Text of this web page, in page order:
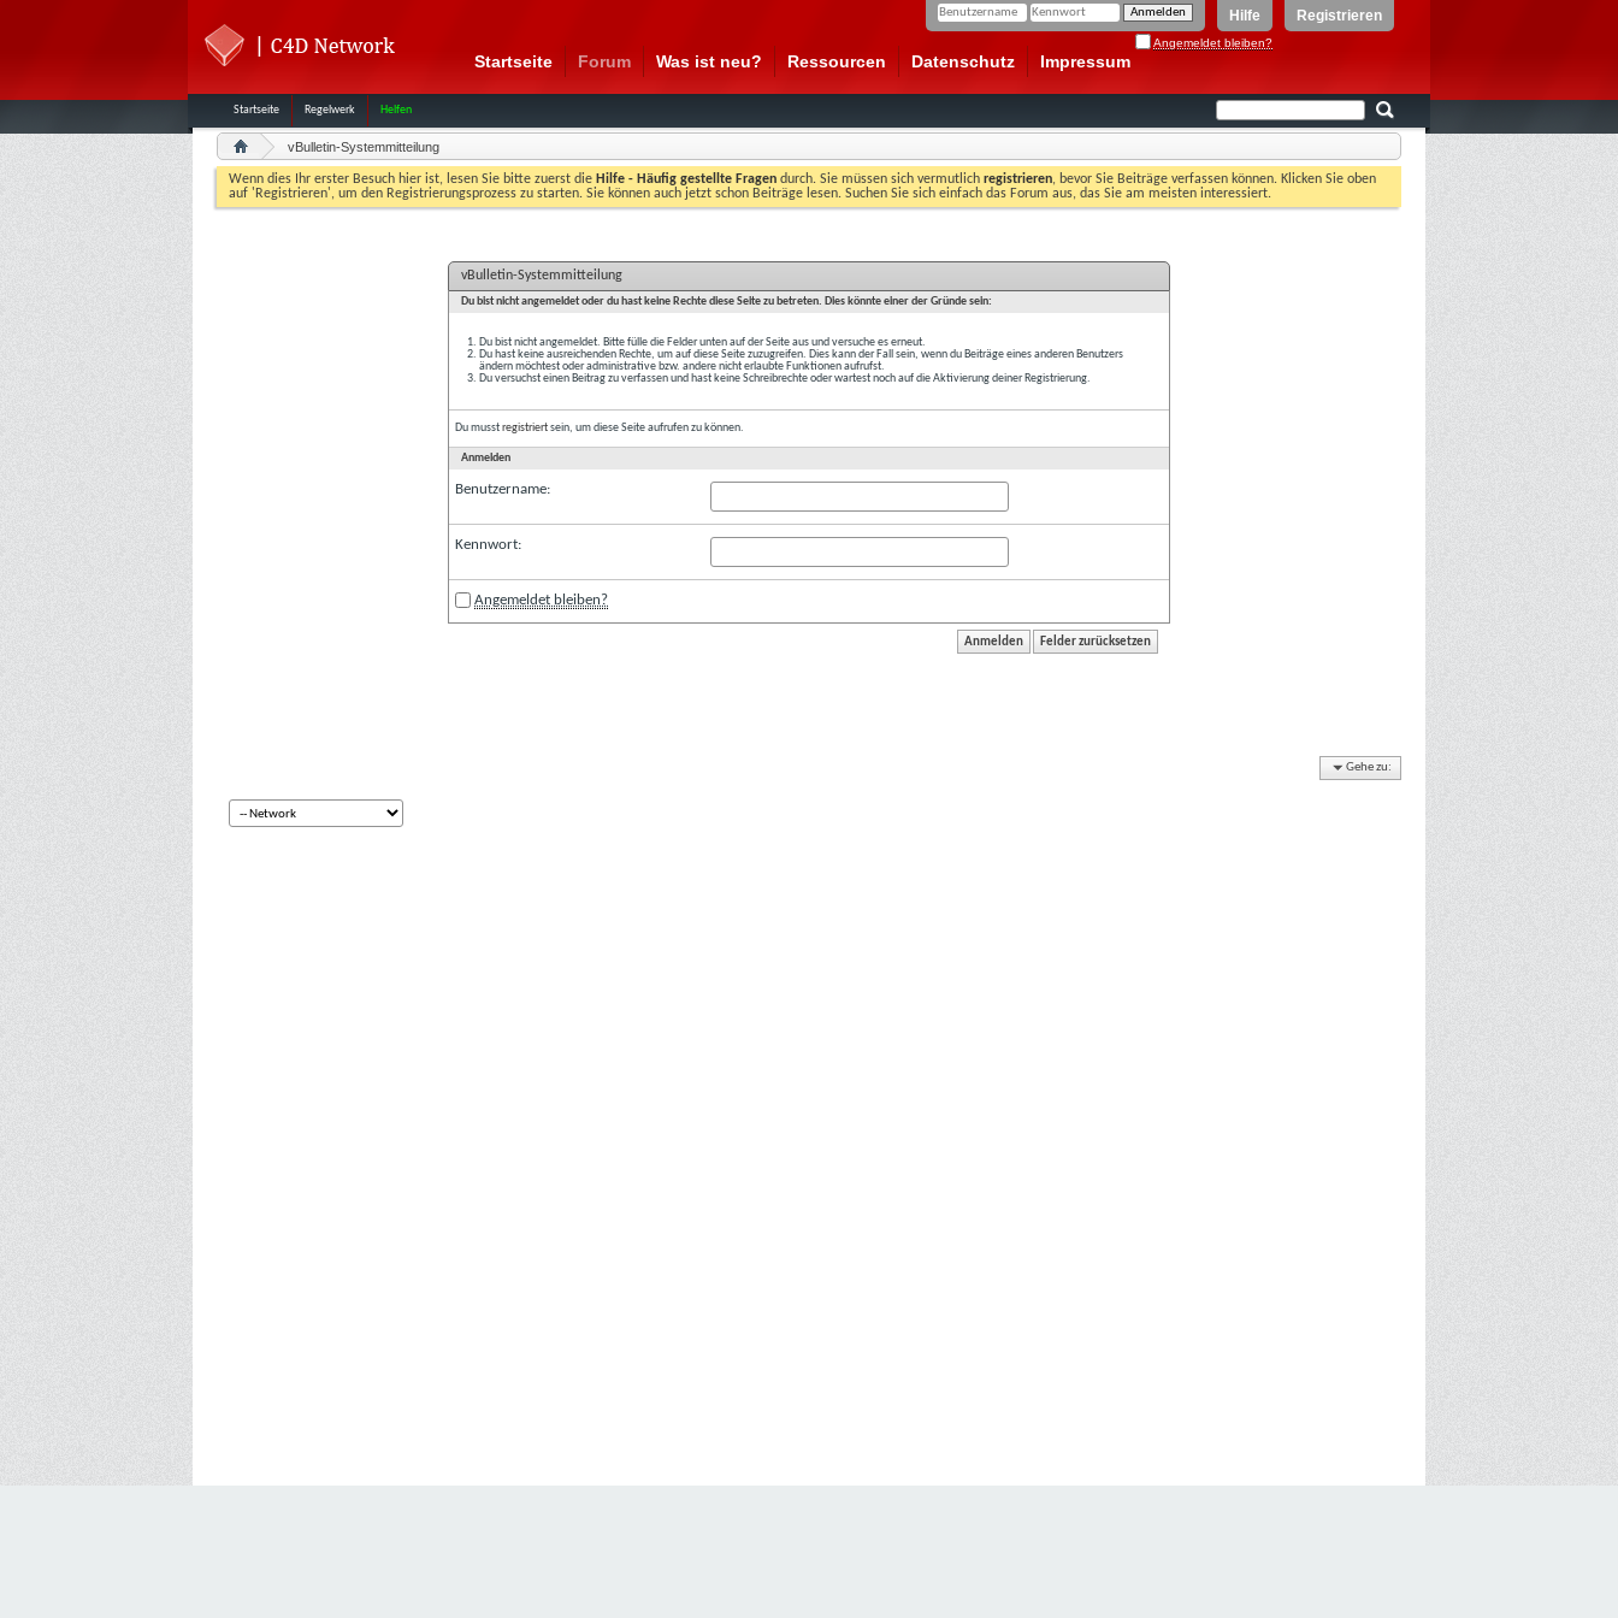
Registrieren
Hilfe
Angemeldet bleiben?
Startseite Forum
Startseite Regelwerk Helfen
Was ist neu? Ressourcen Datenschutz Impressum
vBulletin-Systemmitteilung
Wenn dies Ihr erster Besuch hier ist, lesen Sie bitte zuerst die Hilfe - Häufig gestellte Fragen durch. Sie müssen sich vermutlich registrieren, bevor Sie Beiträge verfassen können. Klicken Sie oben
auf 'Registrieren', um den Registrierungsprozess zu starten. Sie können auch jetzt schon Beiträge lesen. Suchen Sie sich einfach das Forum aus, das Sie am meisten interessiert.
vBulletin-Systemmitteilung
Du bist nicht angemeldet oder du hast keine Rechte diese Seite zu betreten. Dies könnte einer der Gründe sein:
Du bist nicht angemeldet. Bitte fülle die Felder unten auf der Seite aus und versuche es erneut.
Du hast keine ausreichenden Rechte, um auf diese Seite zuzugreifen. Dies kann der Fall sein, wenn du Beiträge eines anderen Benutzers
ändern möchtest oder administrative bzw. andere nicht erlaubte Funktionen aufrufst.
Du versuchst einen Beitrag zu verfassen und hast keine Schreibrechte oder wartest noch auf die Aktivierung deiner Registrierung.
Du musstregistriertsein, um diese Seite aufrufen zu können.
Anmelden
Benutzername:
Kennwort:
Angemeldet bleiben?
Gehe zu: